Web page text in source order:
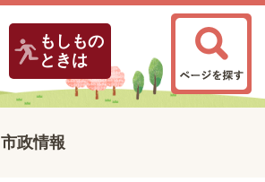
もしもの
ときは
市政情報